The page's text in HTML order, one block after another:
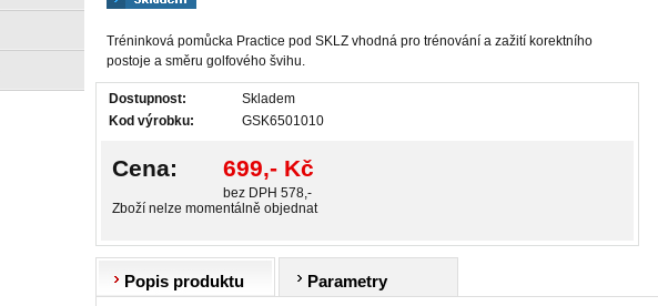
Tréninková pomůcka Practice pod SKLZ vhodná pro trénování a zažití korektního
postoje a směru golfového švihu.
Dostupnost:
Skladem
Kod výrobku:
GSK6501010
Cena: 699,- Kč
bez DPH 578,-
Zboží nelze momentálně objednat
Popis produktu Parametry